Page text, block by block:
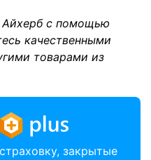
Айхерб с помощью
качественными
товарами из
закрытые